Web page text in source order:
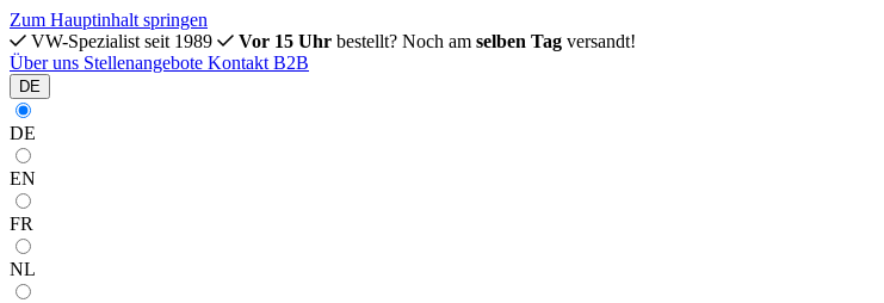
Zum Hauptinhalt springen
VW-Spezialist seit 1989
Vor 15 Uhr bestellt? Noch am selben Tag versandt!
Über uns Stellenangebote Kontakt B2B
DE
DE
EN
FR
NL